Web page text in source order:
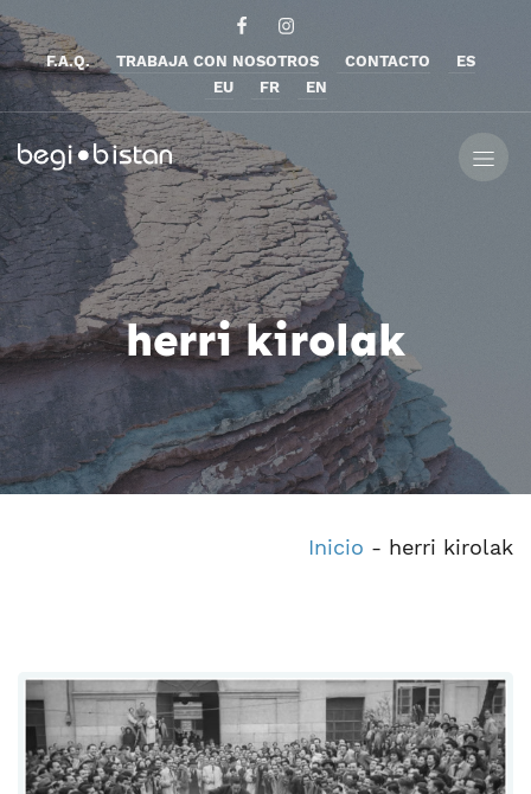
F.A.Q. TRABAJA CON NOSOTROS CONTACTO
ES
EU
FR EN
herri kirolak
Inicio - herri kirolak